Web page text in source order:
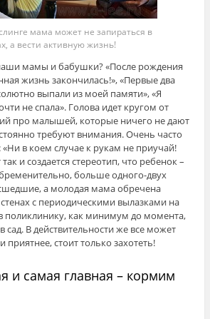
мама может не запираться в
а вести активную жизнь!
мамы и бабушки? «После рождения
жизнь закончилась!», «Первые два
выпали из моей памяти», «Я
не спала». Голова идет кругом от
про малышей, которые ничего не дают
требуют внимания. Очень часто
в коем случае к рукам не приучай!
и создается стереотип, что ребенок –
больше одного-двух
а молодая мама обречена
с периодическими вылазками на
поликлинику, как минимум до момента,
В действительности же все может
стоит только захотеть!
и самая главная – кормим